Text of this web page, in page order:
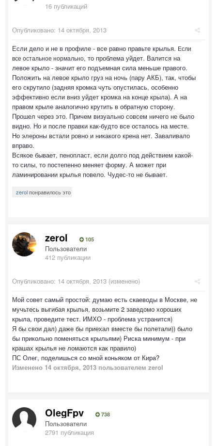
16 публикаций
Опубликовано: 14 октября, 2013
Если дело и не в профиле - все равно правьте крылья. Если
все остальное нормально, то проблема уйдет. Валится на
левое крыло - значит его подъемная сила меньше правого.
Положить на левое крыло груз на ночь (пару АКБ), так, чтобы
его скрутило (задняя кромка чуть опустилась, особенно
эффективно если вниз уйдет кромка на конце крыла). А на
правом крыле аналогично крутить в обратную сторону.
Прошел через это. Причем визуально совсем ничего не было
видно. Но и после правки как-будто все осталось на месте.
Но элероны встали ровно и никакого крена нет. Заваливало
вправо.
Всякое бывает, пенопласт, если долго под действием какой-
то силы, то постепенно меняет форму. А может при
ламинировании крылья повело. Чудес-то не бывает.
zerolпонравилось это
zerol 105
Пользователи
412 публикации
Опубликовано: 14 октября, 2013 (изменено)
Мой совет самый простой: думаю есть скаеводы в Москве, не
мучьтесь выгибая крылья, возьмите 2 заведомо хороших
крыла, проведите тест. ИМХО - проблема устранится)
Я бы свои дал) даже бы приехал вместе бы полетали)) было
бы прикольно поменяться крыльями) Риска минимум - при
крашах крылья не ломаются как правило)
ПС Олег, поделишься со мной коньяком от Кира?
Изменено 14 октября, 2013 пользователем zerol
OlegFpv 738
Пользователи
2791 публикация